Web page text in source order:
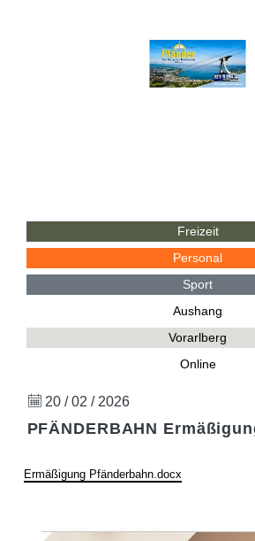
Freizeit
Personal
Sport
Aushang
Vorarlberg
Online
20 / 02 / 2026
PFÄNDERBAHN
Ermäßigung Pfänderbahn.docx